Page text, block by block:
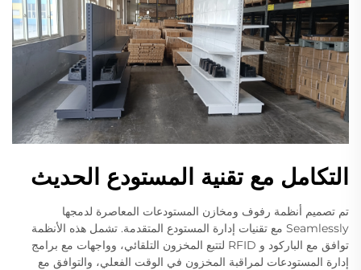
التكامل مع تقنية المستودع الحديث
تم تصميم أنظمة رفوف ومخازن المستودعات المعاصرة لدمجها
Seamlessly مع تقنيات إدارة المستودع المتقدمة. تشمل هذه الأنظمة
توافق مع الباركود و RFID لتتبع المخزون التلقائي، وواجهات مع برامج
إدارة المستودعات لمراقبة المخزون في الوقت الفعلي، والتوافق مع